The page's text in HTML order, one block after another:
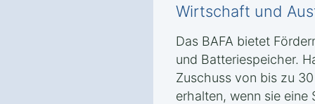
Wirtschaft und
Das BAFA bietet
und Batteriespeicher.
Zuschuss von bis zu
erhalten, wenn sie eine